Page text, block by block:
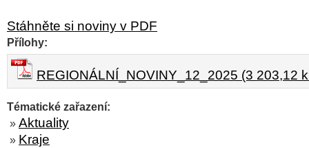
Stáhněte si noviny v PDF
Přílohy:
REGIONÁLNÍ_NOVINY_12_2025 (3 203,12
Tématické zařazení:
» Aktuality
» Kraje